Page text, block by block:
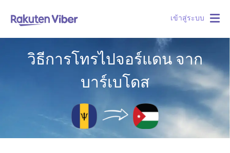
เข้าสู่ระบบ
วิธีการโทรไปจอร์แดน จาก
บาร์เบโดส